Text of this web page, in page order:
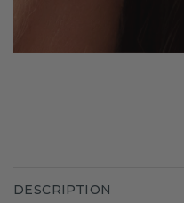
DESCRIPTION